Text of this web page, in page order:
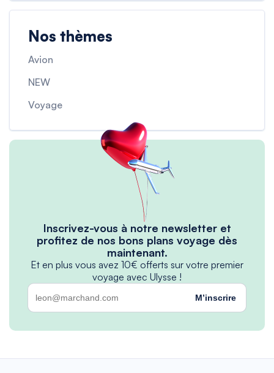
Nos thèmes
Avion
NEW
Voyage
Inscrivez-vous à notre newsletter et
profitez de nos bons plans voyage dès
maintenant.
Et en plus vous avez 10€ offerts sur votre premier
voyage avec Ulysse !
M’inscrire